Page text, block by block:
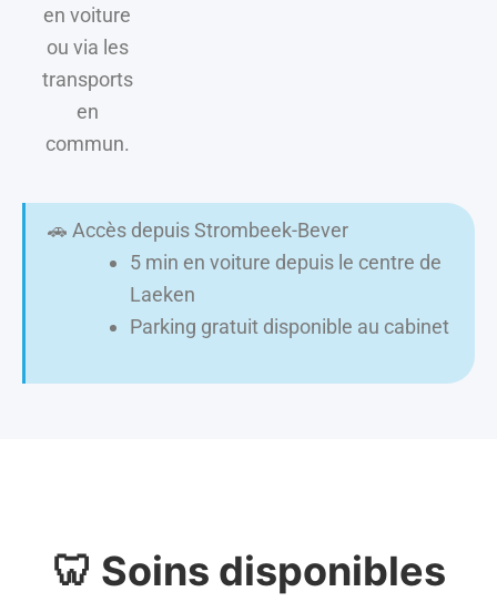
en voiture
ou via les
transports
en
commun.
🚗 Accès depuis Strombeek-Bever
5 min en voiture depuis le centre de
Laeken
Parking gratuit disponible au cabinet
🦷 Soins disponibles